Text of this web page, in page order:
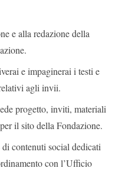
e alla redazione della
e impaginerai i testi e
agli invii.
progetto, inviti, materiali
il sito della Fondazione.
contenuti social dedicati
con l’Ufficio